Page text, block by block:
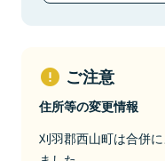
ご注意
住所等の変更情報
刈羽郡西山町は合併